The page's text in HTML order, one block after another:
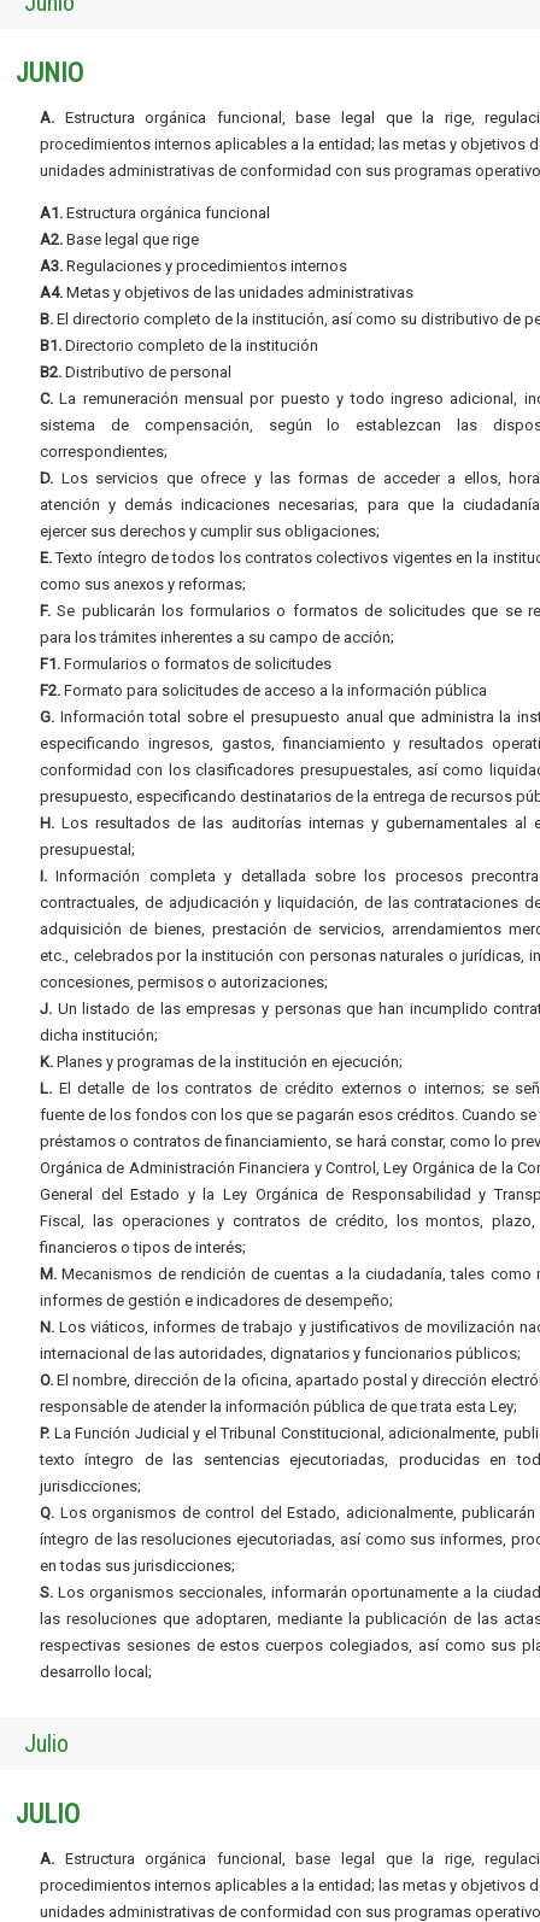
JUNIO
A. Estructura orgánica funcional, base legal que la rige,
procedimientos internos aplicables a la entidad; las metas y objetivos
unidades administrativas de conformidad con sus programas
A1. Estructura orgánica funcional
A2. Base legal que rige
A3. Regulaciones y procedimientos internos
A4. Metas y objetivos de las unidades administrativas
B. El directorio completo de la institución, así como su distributivo de
B1. Directorio completo de la institución
B2. Distributivo de personal
C. La remuneración mensual por puesto y todo ingreso adicional,
sistema de compensación, según lo establezcan las
correspondientes;
D. Los servicios que ofrece y las formas de acceder a ellos,
atención y demás indicaciones necesarias, para que la
ejercer sus derechos y cumplir sus obligaciones;
E.Texto íntegro de todos los contratos colectivos vigentes en la
como sus anexos y reformas;
F. Se publicarán los formularios o formatos de solicitudes que se
para los trámites inherentes a su campo de acción;
F1. Formularios o formatos de solicitudes
F2. Formato para solicitudes de acceso a la información pública
G. Información total sobre el presupuesto anual que administra la
especificando ingresos, gastos, financiamiento y resultados
conformidad con los clasificadores presupuestales, así como
presupuesto, especificando destinatarios de la entrega de recursos
H. Los resultados de las auditorías internas y gubernamentales al
presupuestal;
I. Información completa y detallada sobre los procesos
contractuales, de adjudicación y liquidación, de las contrataciones
adquisición de bienes, prestación de servicios, arrendamientos
etc., celebrados por la institución con personas naturales o jurídicas,
concesiones, permisos o autorizaciones;
J. Un listado de las empresas y personas que han incumplido
dicha institución;
K. Planes y programas de la institución en ejecución;
L. El detalle de los contratos de crédito externos o internos; se
fuente de los fondos con los que se pagarán esos créditos. Cuando se
préstamos o contratos de financiamiento, se hará constar, como lo
Orgánica de Administración Financiera y Control, Ley Orgánica de la
General del Estado y la Ley Orgánica de Responsabilidad y
Fiscal, las operaciones y contratos de crédito, los montos,
financieros o tipos de interés;
M. Mecanismos de rendición de cuentas a la ciudadanía, tales como
informes de gestión e indicadores de desempeño;
N. Los viáticos, informes de trabajo y justificativos de movilización
internacional de las autoridades, dignatarios y funcionarios públicos;
O. El nombre, dirección de la oficina, apartado postal y dirección
responsable de atender la información pública de que trata esta Ley;
P. La Función Judicial y el Tribunal Constitucional, adicionalmente,
texto íntegro de las sentencias ejecutoriadas, producidas en
jurisdicciones;
Q. Los organismos de control del Estado, adicionalmente, publicarán
íntegro de las resoluciones ejecutoriadas, así como sus informes,
en todas sus jurisdicciones;
S. Los organismos seccionales, informarán oportunamente a la
las resoluciones que adoptaren, mediante la publicación de las
respectivas sesiones de estos cuerpos colegiados, así como sus
desarrollo local;
Julio
JULIO
A. Estructura orgánica funcional, base legal que la rige,
procedimientos internos aplicables a la entidad; las metas y objetivos
unidades administrativas de conformidad con sus programas